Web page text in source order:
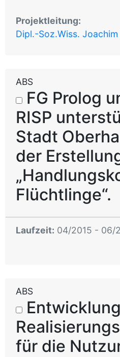
Projektleitung:
Dipl.-Soz.Wiss.
ABS
FG Prolog
RISP
Stadt
der
Flüchtlinge“.
Laufzeit: 04/2015 - 06/
ABS
für die